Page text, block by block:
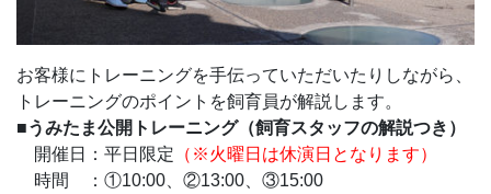
お客様にトレーニングを手伝っていただいたりしながら、
トレーニングのポイントを飼育員が解説します。
■うみたま公開トレーニング（飼育スタッフの解説つき）
開催日：平日限定 （※火曜日は休演日となります）
時間 ：①10:00、②13:00、③15:00